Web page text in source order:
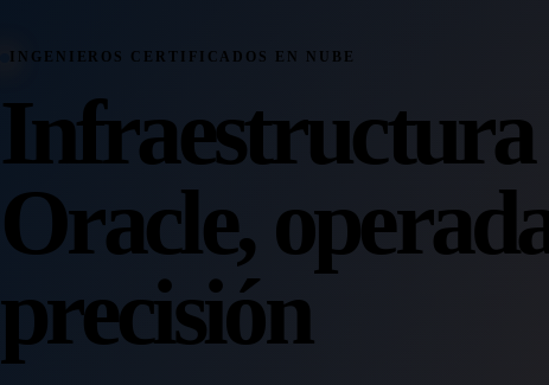
INGENIEROS CERTIFICADOS EN NUBE
Infraestructura
Oracle,
precisión